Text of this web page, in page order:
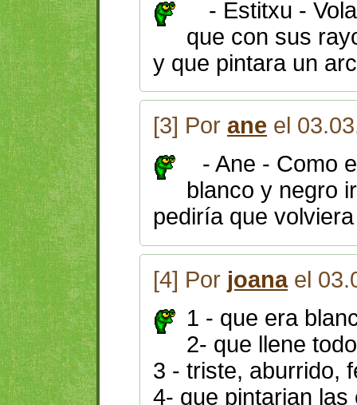
- Estitxu -
que con sus
y que pintara un
[3] Por ane el
- Ane - Como
blanco y negro
pediría que
[4] Por joanael
1 - que era
2- que llene
3 - triste, aburrido,
4- que pintarian las